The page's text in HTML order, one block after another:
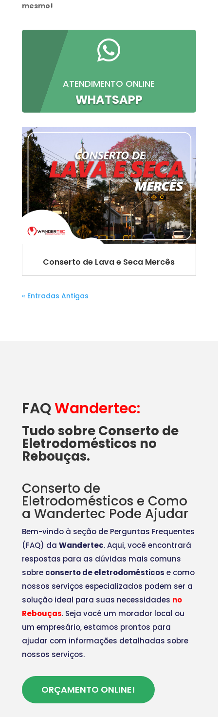
mesmo!

ATENDIMENTO ONLINE
WHATSAPP
Conserto de Lava e Seca Mercês
« Entradas Antigas
FAQWandertec:
Tudo sobre Conserto de
Eletrodomésticos no
Rebouças.
Conserto de
Eletrodomésticos e Como
a Wandertec Pode Ajudar
Bem-vindo à seção de Perguntas Frequentes
(FAQ) da Wandertec. Aqui, você encontrará
respostas para as dúvidas mais comuns
sobre conserto de eletrodomésticos e como
nossos serviços especializados podem ser a
solução ideal para suas necessidades no
Rebouças. Seja você um morador local ou
um empresário, estamos prontos para
ajudar com informações detalhadas sobre
nossos serviços.
ORÇAMENTO ONLINE!